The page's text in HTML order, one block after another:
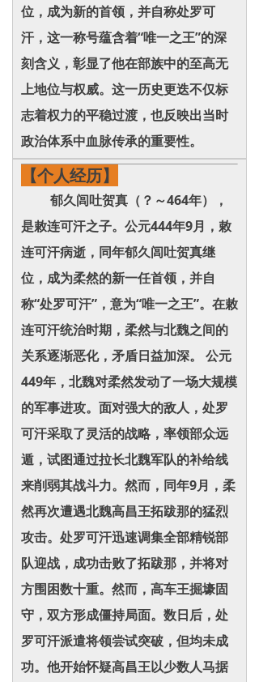
位，成为新的首领，并自称处罗可
汗，这一称号蕴含着“唯一之王”的深
刻含义，彰显了他在部族中的至高无
上地位与权威。这一历史更迭不仅标
志着权力的平稳过渡，也反映出当时
政治体系中血脉传承的重要性。
【个人经历】
郁久闾吐贺真（？～464年），
是敕连可汗之子。公元444年9月，敕
连可汗病逝，同年郁久闾吐贺真继
位，成为柔然的新一任首领，并自
称“处罗可汗”，意为“唯一之王”。在敕
连可汗统治时期，柔然与北魏之间的
关系逐渐恶化，矛盾日益加深。 公元
449年，北魏对柔然发动了一场大规模
的军事进攻。面对强大的敌人，处罗
可汗采取了灵活的战略，率领部众远
遁，试图通过拉长北魏军队的补给线
来削弱其战斗力。然而，同年9月，柔
然再次遭遇北魏高昌王拓跋那的猛烈
攻击。处罗可汗迅速调集全部精锐部
队迎战，成功击败了拓跋那，并将对
方围困数十重。然而，高车王掘壕固
守，双方形成僵持局面。数日后，处
罗可汗派遣将领尝试突破，但均未成
功。他开始怀疑高昌王以少数人马据